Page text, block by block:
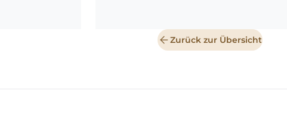
Zurück zur Übersicht